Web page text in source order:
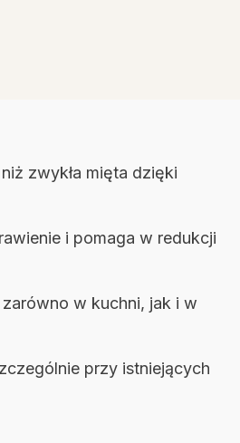
zwykła mięta dzięki
i pomaga w redukcji
w kuchni, jak i w
przy istniejących